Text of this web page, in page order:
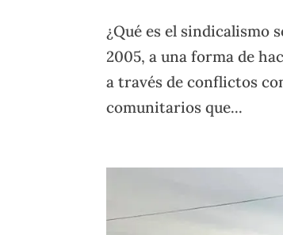
¿Qué es el sindicalismo
2005, a una forma de
a través de conflictos
comunitarios que...